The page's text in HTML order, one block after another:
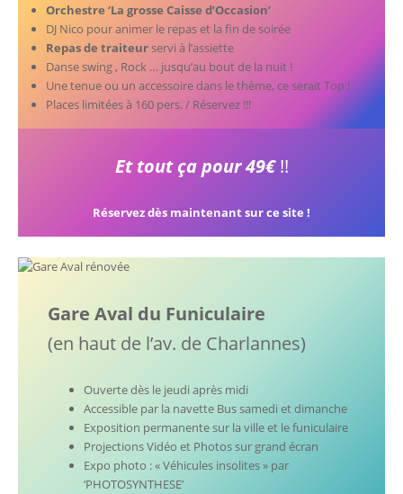
Orchestre ‘La grosse Caisse d’Occasion’
DJ Nico pour animer le repas et la fin de soirée
Repas de traiteurservi à l’assiette
Danse swing , Rock … jusqu’au bout de la nuit !
Une tenue ou un accessoire dans le thème, ce serait Top !
Places limitées à 160 pers. / Réservez !!!
Et tout ça pour 49€!!
Réservez dès maintenant sur ce site !
Gare Aval du Funiculaire
(en haut de l’av. de Charlannes)
Ouverte dès le jeudi après midi
Accessible par la navette Bus samedi et dimanche
Exposition permanente sur la ville et le funiculaire
Projections Vidéo et Photos sur grand écran
Expo photo : « Véhicules insolites » par
‘PHOTOSYNTHESE’